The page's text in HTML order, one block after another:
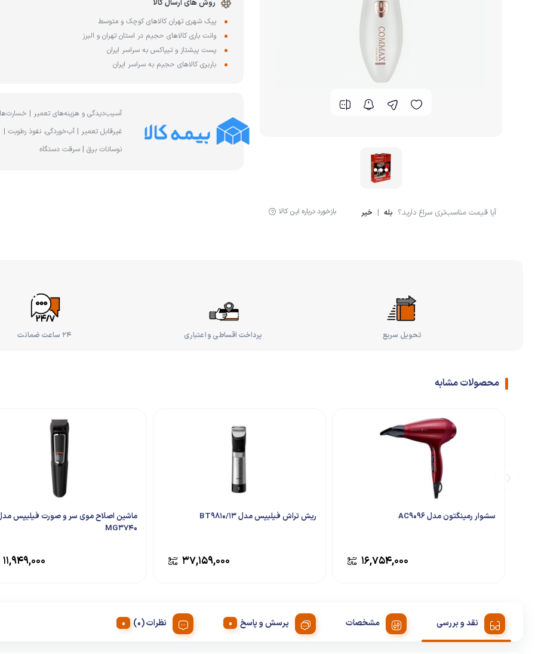
وافل ساز
هات داگ پز
کتری برقی
آیا قیمت مناسب‌تری سراغ دارید؟ بله | خیر بازخورد درباره این کالا
روش های ارسال کالا
پیک شهری تهران کالاهای کوچک و متوسط
وانت باری کالاهای حجیم در استان تهران و البرز
پست پیشتاز و تیپاکس به سراسر ایران
باربری کالاهای حجیم به سراسر ایران
آسیب‌دیدگی و هزینه‌های تعمیر |
غیرقابل تعمیر | آب‌خوردگی، نفوذ رطوبت |
نوسانات برق | سرقت دستگاه
تحویل سریع پرداخت اقساطی و اعتباری ۲۴ ساعت ضمانت
محصولات مشابه
سشوار رمینگتون مدل AC9096
۱۶,۷۵۴,۰۰۰
ریش تراش فیلیپس مدل BT9810/13
۳۷,۱۵۹,۰۰۰
ماشین اصلاح موی سر و صورت فیلیپس
MG3740
۱۱,۹۴۹,۰۰۰
نقد و بررسی مشخصات پرسش و پاسخ نظرات (0)